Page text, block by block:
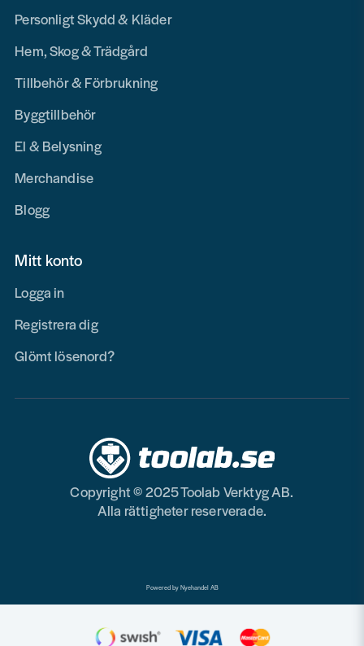
Personligt Skydd & Kläder
Hem, Skog & Trädgård
Tillbehör & Förbrukning
Byggtillbehör
El & Belysning
Merchandise
Blogg
Mitt konto
Logga in
Registrera dig
Glömt lösenord?
Copyright © 2025 Toolab Verktyg AB.
Alla rättigheter reserverade.
Powered by Nyehandel AB